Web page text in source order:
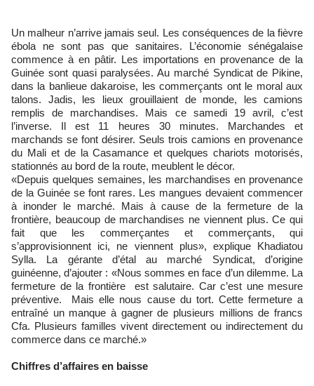
Un malheur n’arrive jamais seul. Les conséquences de la fièvre
ébola ne sont pas que sanitaires. L’économie sénégalaise
commence à en pâtir. Les importations en provenance de la
Guinée sont quasi paralysées. Au marché Syndicat de Pikine,
dans la banlieue dakaroise, les commerçants ont le moral aux
talons. Jadis, les lieux grouillaient de monde, les camions
remplis de marchandises. Mais ce samedi 19 avril, c’est
l’inverse. Il est 11 heures 30 minutes. Marchandes et
marchands se font désirer. Seuls trois camions en provenance
du Mali et de la Casamance et quelques chariots motorisés,
stationnés au bord de la route, meublent le décor.
«Depuis quelques semaines, les marchandises en provenance
de la Guinée se font rares. Les mangues devaient commencer
à inonder le marché. Mais à cause de la fermeture de la
frontière, beaucoup de marchandises ne viennent plus. Ce qui
fait que les commerçantes et commerçants, qui
s’approvisionnent ici, ne viennent plus», explique Khadiatou
Sylla. La gérante d’étal au marché Syndicat, d’origine
guinéenne, d’ajouter : «Nous sommes en face d’un dilemme. La
fermeture de la frontière est salutaire. Car c’est une mesure
préventive. Mais elle nous cause du tort. Cette fermeture a
entraîné un manque à gagner de plusieurs millions de francs
Cfa. Plusieurs familles vivent directement ou indirectement du
commerce dans ce marché.»
Chiffres d’affaires en baisse